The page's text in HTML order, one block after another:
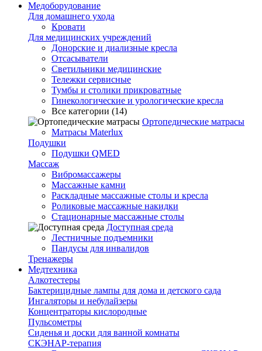
Медоборудование
Для домашнего ухода
Кровати
Для медицинских учреждений
Донорские и диализные кресла
Отсасыватели
Светильники медицинские
Тележки сервисные
Тумбы и столики прикроватные
Гинекологические и урологические кресла
Все категории (14)
Ортопедические матрасы
Матрасы Materlux
Подушки
Подушки QMED
Массаж
Вибромассажеры
Массажные камни
Раскладные массажные столы и кресла
Роликовые массажные накидки
Стационарные массажные столы
Доступная среда
Лестничные подъемники
Пандусы для инвалидов
Тренажеры
Mедтехника
Алкотестеры
Бактерицидные лампы для дома и детского сада
Ингаляторы и небулайзеры
Концентраторы кислородные
Пульсометры
Сиденья и доски для ванной комнаты
СКЭНАР-терапия